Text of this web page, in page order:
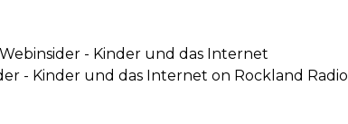
- Kinder und das Internet
- Kinder und das Internet on Rockland Radio